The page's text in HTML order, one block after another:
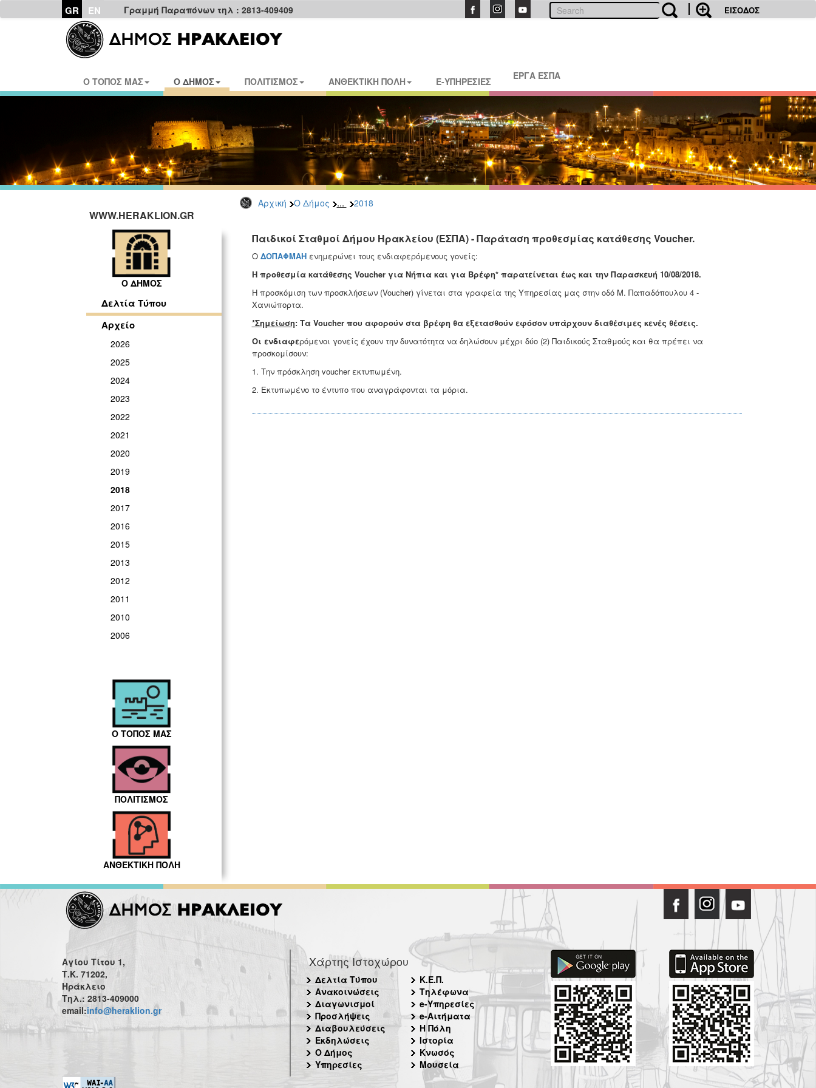
GR EN Γραμμή Παραπόνων τηλ : 2813-409409 ΕΙΣΟΔΟΣ
Ο ΤΟΠΟΣ ΜΑΣ Ο ΔΗΜΟΣ ΠΟΛΙΤΙΣΜΟΣ ΑΝΘΕΚΤΙΚΗ ΠΟΛΗ E-ΥΠΗΡΕΣΙΕΣ ΕΡΓΑ ΕΣΠΑ
Αρχική Ο Δήμος ... 2018
WWW.HERAKLION.GR
Ο ΔΗΜΟΣ
Δελτία Τύπου
Αρχείο
2026
2025
2024
2023
2022
2021
2020
2019
2018
2017
2016
2015
2013
2012
2011
2010
2006
Ο ΤΟΠΟΣ ΜΑΣ
ΠΟΛΙΤΙΣΜΟΣ
ΑΝΘΕΚΤΙΚΗ ΠΟΛΗ
Παιδικοί Σταθμοί Δήμου Ηρακλείου (ΕΣΠΑ) - Παράταση προθεσμίας κατάθεσης Voucher.
Ο ΔΟΠΑΦΜΑΗενημερώνει τους ενδιαφερόμενους γονείς:
Η προθεσμία κατάθεσης Voucher για Nήπια και για Βρέφη* παρατείνεται έως και την Παρασκευή 10/08/2018.
Η προσκόμιση των προσκλήσεων (Voucher) γίνεται στα γραφεία της Υπηρεσίας μας στην οδό Μ. Παπαδόπουλου 4 -
Χανιώπορτα.
*Σημείωση: Τα Voucher που αφορούν στα βρέφη θα εξετασθούν εφόσον υπάρχουν διαθέσιμες κενές θέσεις.
Οι ενδιαφερόμενοι γονείς έχουν την δυνατότητα να δηλώσουν μέχρι δύο (2) Παιδικούς Σταθμούς και θα πρέπει να
προσκομίσουν:
1. Την πρόσκληση voucher εκτυπωμένη.
2. Εκτυπωμένο το έντυπο που αναγράφονται τα μόρια.
Αγίου Τίτου 1,
Τ.Κ. 71202,
Ηράκλειο
Τηλ.: 2813-409000
email:info@heraklion.gr
Χάρτης Ιστοχώρου
Δελτία Τύπου
Ανακοινώσεις
Διαγωνισμοί
Προσλήψεις
Διαβουλεύσεις
Εκδηλώσεις
Ο Δήμος
Υπηρεσίες
Κ.Ε.Π.
Τηλέφωνα
e-Υπηρεσίες
e-Αιτήματα
Η Πόλη
Ιστορία
Κνωσός
Μουσεία